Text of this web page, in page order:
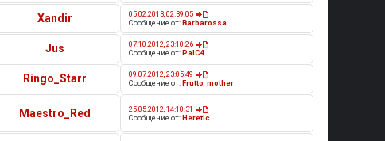
Xandir
05.02.2013, 02:39:05
Сообщение от:Barbarossa
Jus
07.10.2012, 23:10:26
Сообщение от:PalC4
Ringo_Starr
09.07.2012, 23:05:49
Сообщение от:Frutto_mother
Maestro_Red
25.05.2012, 14:10:31
Сообщение от:Heretic